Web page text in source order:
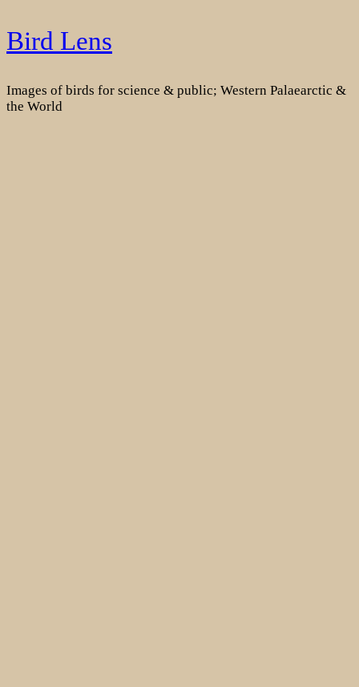
Skip
to
Bird Lens
Images of birds for science & public; Western Palaearctic &
the World